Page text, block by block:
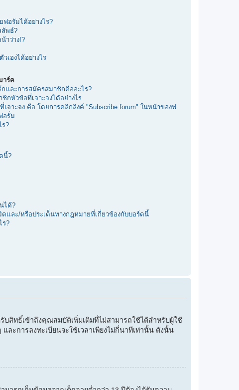
อรัมได้อย่างไร?
ลัพธ์?
าว่าง!?
เองได้อย่างไร
าร์ค
และการสมัครสมาชิกคืออะไร?
กหัวข้อที่เจาะจงได้อย่างไร
จาะจง คือ โดยการคลิกลิงค์ "Subscribe forum" ในหน้าของฟ
อรั่ม
ร?
นี้?
ได้?
ดและ/หรือประเด็นทางกฎหมายที่เกี่ยวข้องกับบอร์ดนี้
ร?
สิทธิ์เข้าถึงคุณสมบัติเพิ่มเติมที่ไม่สามารถใช้ได้สำหรับผู้ใช้
ะการลงทะเบียนจะใช้เวลาเพียงไม่กี่นาทีเท่านั้น ดังนั้น